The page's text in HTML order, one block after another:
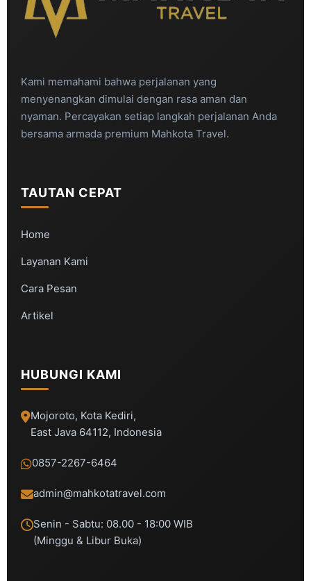
Kami memahami bahwa perjalanan yang
menyenangkan dimulai dengan rasa aman dan
nyaman. Percayakan setiap langkah perjalanan Anda
bersama armada premium Mahkota Travel.
TAUTAN CEPAT
Home
Layanan Kami
Cara Pesan
Artikel
HUBUNGI KAMI
Mojoroto, Kota Kediri,
East Java 64112, Indonesia
0857-2267-6464
admin@mahkotatravel.com
Senin - Sabtu: 08.00 - 18:00 WIB
(Minggu & Libur Buka)